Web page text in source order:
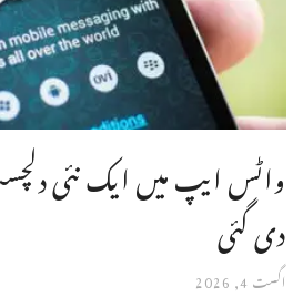
واٹس ایپ میں ایک نئی
دی گئی
اگست 4, 2026